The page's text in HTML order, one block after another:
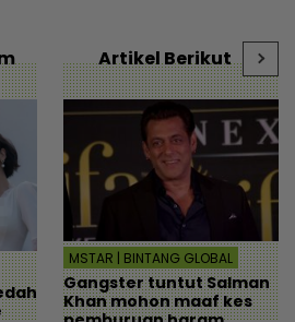
Artikel Berikut
MSTAR | BINTANG GLOBAL
Gangster tuntut Salman
Khan mohon maaf kes